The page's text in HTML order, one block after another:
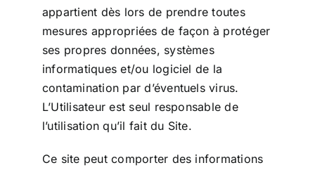
appartient dès lors de prendre toutes
mesures appropriées de façon à protéger
ses propres données, systèmes
informatiques et/ou logiciel de la
contamination par d’éventuels virus.
L’Utilisateur est seul responsable de
l’utilisation qu’il fait du Site.
Ce site peut comporter des informations